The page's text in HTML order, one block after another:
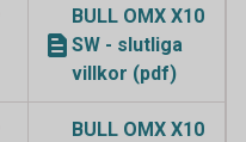
BULL OMX X10
SW - slutliga
villkor (pdf)
BULL OMX X10